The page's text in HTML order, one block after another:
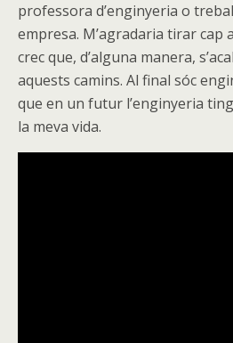
professora d’enginyeria o
empresa. M’agradaria tirar cap
crec que, d’alguna manera,
aquests camins. Al final sóc
que en un futur l’enginyeria
la meva vida.